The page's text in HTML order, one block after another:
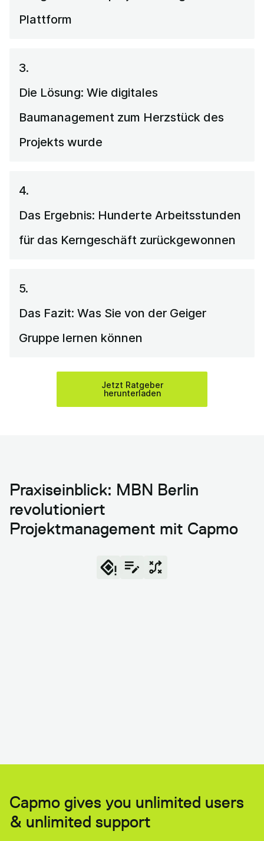
Plattform
3.
Die Lösung: Wie digitales
Baumanagement zum Herzstück des
Projekts wurde
4.
Das Ergebnis: Hunderte Arbeitsstunden
für das Kerngeschäft zurückgewonnen
5.
Das Fazit: Was Sie von der Geiger
Gruppe lernen können
Jetzt Ratgeber
herunterladen
Praxiseinblick: MBN Berlin
revolutioniert
Projektmanagement mit Capmo
Capmo gives you unlimited users
& unlimited support